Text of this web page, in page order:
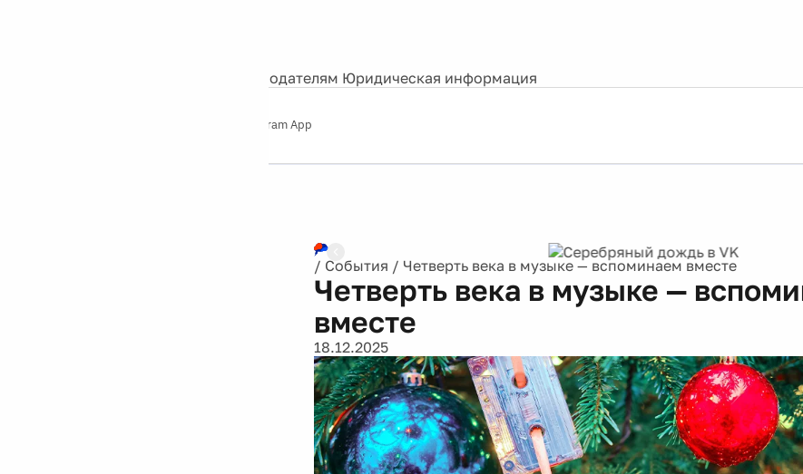
Рекламодателям Юридическая информация
Telegram App
/ События / Четверть века в музыке — вспоминаем вместе
Четверть века в музыке —
вместе
18.12.2025